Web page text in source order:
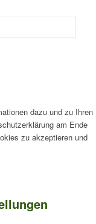
dazu und zu Ihren
am Ende
zu akzeptieren und